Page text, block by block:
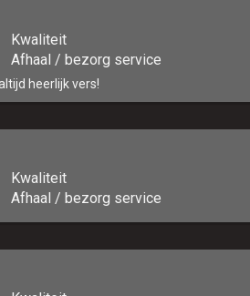
Kwaliteit
Afhaal / bezorg service
heerlijk vers!
Kwaliteit
Afhaal / bezorg service